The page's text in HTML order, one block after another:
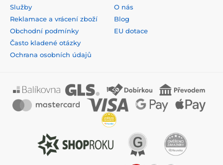
Služby
Reklamace a vrácení zboží
Obchodní podmínky
Často kladené otázky
Ochrana osobních údajů
O nás
Blog
EU dotace